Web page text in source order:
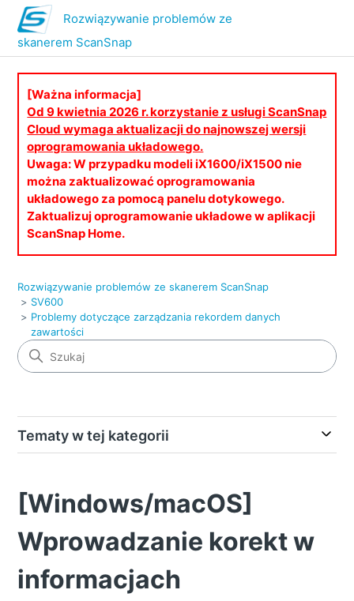
Rozwiązywanie problemów ze
skanerem ScanSnap
[Ważna informacja]
Od 9 kwietnia 2026 r. korzystanie z usługi ScanSnap
Cloud wymaga aktualizacji do najnowszej wersji
oprogramowania układowego.
Uwaga: W przypadku modeli iX1600/iX1500 nie
można zaktualizować oprogramowania
układowego za pomocą panelu dotykowego.
Zaktualizuj oprogramowanie układowe w aplikacji
ScanSnap Home.
Rozwiązywanie problemów ze skanerem ScanSnap
SV600
Problemy dotyczące zarządzania rekordem danych
zawartości
Tematy w tej kategorii
[Windows/macOS]
Wprowadzanie korekt w
informacjach